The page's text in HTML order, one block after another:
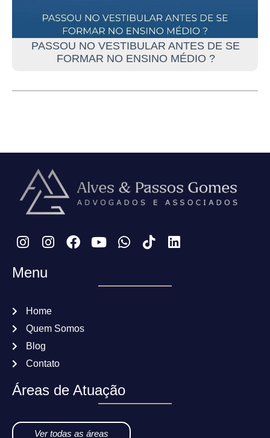
PASSOU NO VESTIBULAR ANTES DE SE
FORMAR NO ENSINO MÉDIO ?
Menu
Home
Quem Somos
Blog
Contato
Áreas de Atuação
Ver todas as áreas